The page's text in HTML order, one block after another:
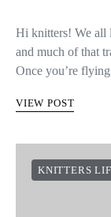
Hi knitters! We all
and much of that
Once you’re
VIEW POST
KNITTERS